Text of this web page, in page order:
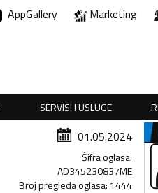
AppGallery Marketing
SERVISI I USLUGE
01.05.2024
Šifra oglasa:
AD345230837ME
Broj pregleda oglasa: 1444